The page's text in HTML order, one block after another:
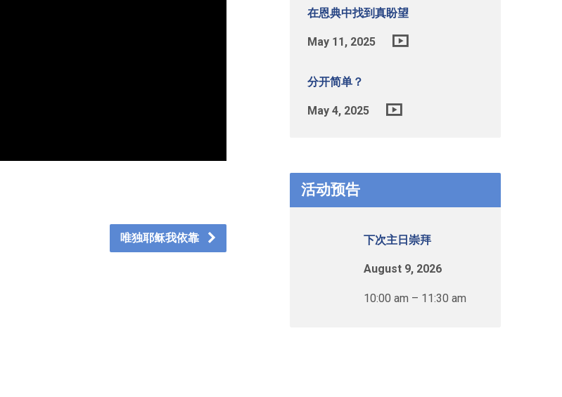
唯独耶稣我依靠
在恩典中找到真盼望
May 11, 2025
分开简单？
May 4, 2025
活动预告
下次主日崇拜
August 9, 2026
10:00 am – 11:30 am